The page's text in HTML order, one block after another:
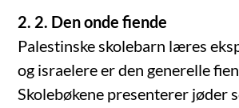
2. 2. Den onde fiende
Palestinske skolebarn læres
og israelere er den generelle
Skolebøkene presenterer jøder